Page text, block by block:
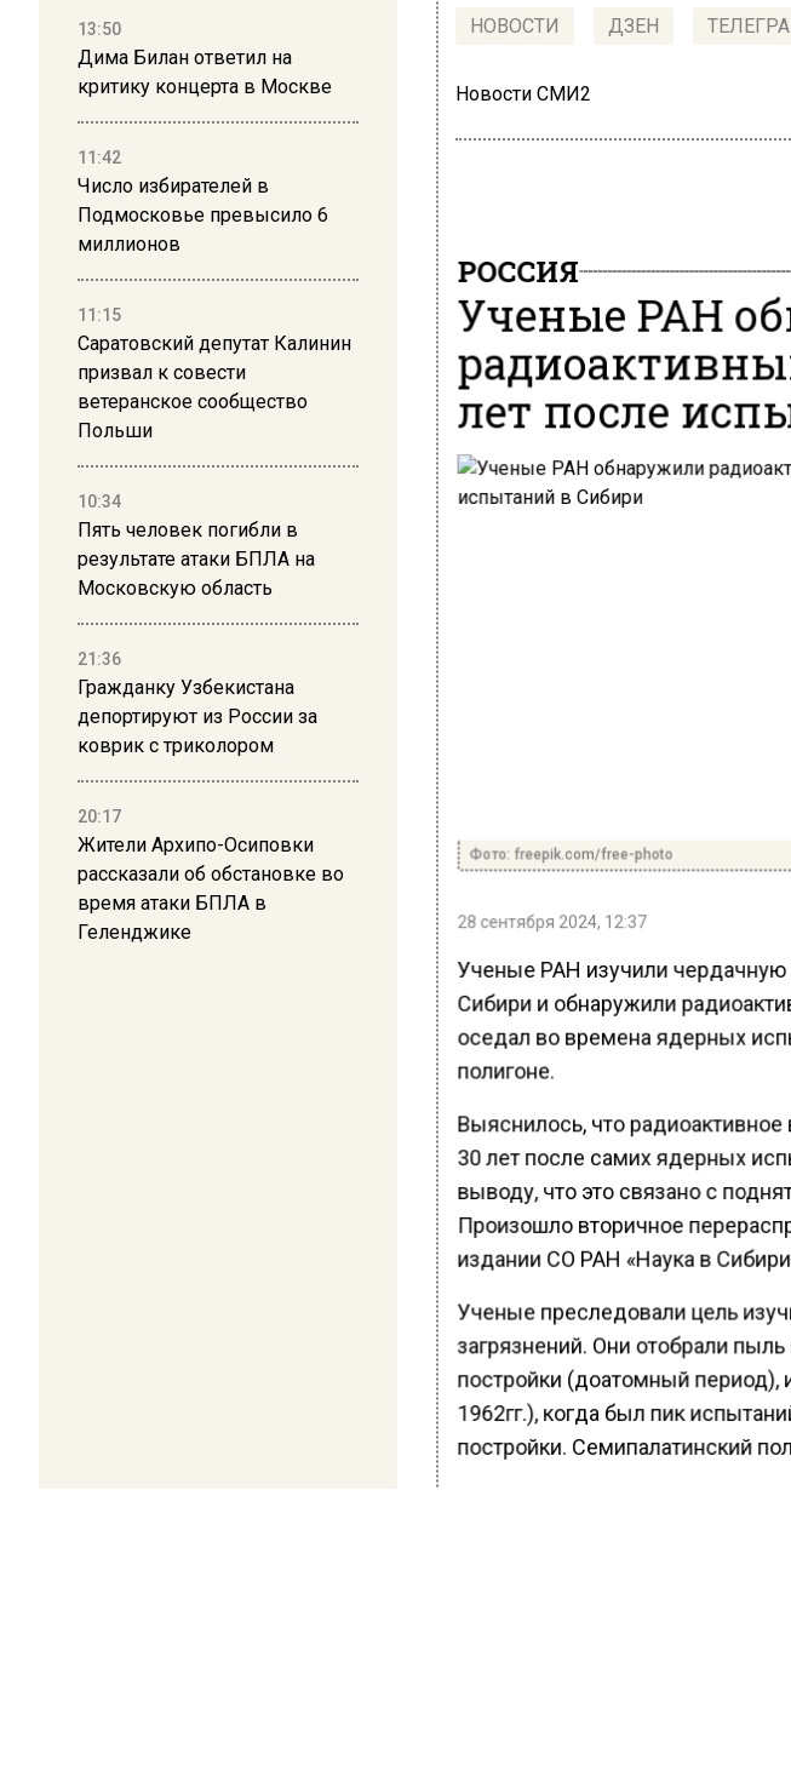
13:50
Дима Билан ответил на
критику концерта в Москве
11:42
Число избирателей в
Подмосковье превысило 6
миллионов
11:15
Саратовский депутат Калинин
призвал к совести
ветеранское сообщество
Польши
10:34
Пять человек погибли в
результате атаки БПЛА на
Московскую область
21:36
Гражданку Узбекистана
депортируют из России за
коврик с триколором
20:17
Жители Архипо-Осиповки
рассказали об обстановке во
время атаки БПЛА в
Геленджике
НОВОСТИ ДЗЕН
Новости СМИ2
РОССИЯ
Ученые РАН
лет после
Фото: freepik.com/free-photo
28 сентября 2024, 12:37
Ученые РАН изучили
Сибири и обнаружили
оседал во времена ядерных
полигоне.
Выяснилось, что
30 лет после самих ядерных
выводу, что это связано с
Произошло вторичное
издании СО РАН «Наука в
Ученые преследовали цель
загрязнений. Они отобрали
постройки (доатомный период),
1962гг.), когда был пик
постройки. Семипалатинский